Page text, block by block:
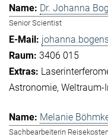
Dr. Johanna
Senior Scientist
3406 015
Astronomie Weltraum-
Melanie
Sachbearbeiterin